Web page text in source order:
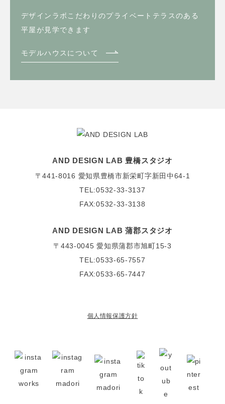
デザインラボこだわりのプライベートテラスのある
平屋が見学できます
モデルハウスについて
AND DESIGN LAB 豊橋スタジオ
〒441-8016 愛知県豊橋市新栄町字新田中64-1
TEL:0532-33-3137
FAX:0532-33-3138
AND DESIGN LAB 蒲郡スタジオ
〒443-0045 愛知県蒲郡市旭町15-3
TEL:0533-65-7557
FAX:0533-65-7447
個人情報保護方針